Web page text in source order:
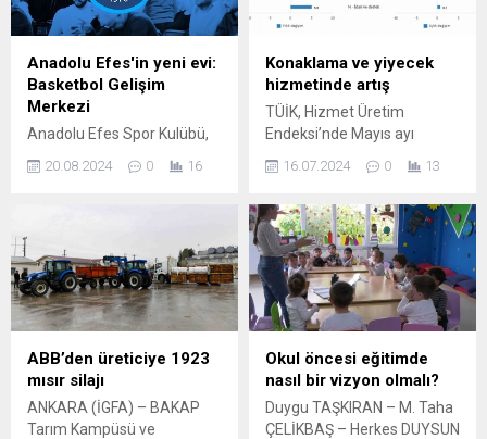
Olağan Meclis Toplantısı’nda
oy birliğiyle kabul edilerek
yürürlüğe girdi. Başkan
Alemdar, hizmet ve proje
maliyetlerinin daha da
yaptıklarını belirterek...
geçişe geçit vermedi.
Bakanlık, açıklamasında,
Suriye’den Türkiye’ye yasa
dışı yollarla geçmeye çalışan
6 kişinin, yakalandığını
duyururken, yapılan
inceleme sonucunda...
Anadolu Efes'in yeni evi:
Basketbol Gelişim
Merkezi
Anadolu Efes Spor Kulübü,
Turkish Airlines EuroLeague
Gelişim Merkezi’nde
oynayacak. İSTANBUL
(İGFA) – Turkish Airlines
EuroLeague ve Türkiye
Sigorta Basketbol Süper Ligi
için geri sayım devam
ederken, Anadolu Efes Spor
Kulübü’nde yeni bir salona
20.08.2024 0 16
Konaklama ve yiyecek
hizmetinde artış
TÜİK, Hizmet Üretim
Endeksi’nde Mayıs ayı
hizmet üretim endeksi yıllık
1,3 oranında artış kaydetti.
Yıllık bazda en çok artış
gösteren hizmet yüzde 5,9
ile konaklama ve yiyecekte
olurken, ulaştırma ve
depolama hizmetleri yüzde
2,5 azaldı. ANKARA (İGFA) –
Türkiye İstatistik...
16.07.2024 0 13
ABB’den üreticiye 1923
mısır silajı
ANKARA (İGFA) – BAKAP
Tarım Kampüsü ve
Okul öncesi eğitimde
nasıl bir vizyon olmalı?
Duygu TAŞKIRAN – M. Taha
ÇELİKBAŞ – Herkes DUYSUN